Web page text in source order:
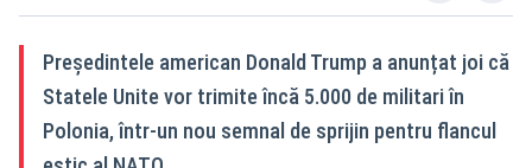
Președintele american Donald Trump a anunțat joi că
Statele Unite vor trimite încă 5.000 de militari în
Polonia, într-un nou semnal de sprijin pentru flancul